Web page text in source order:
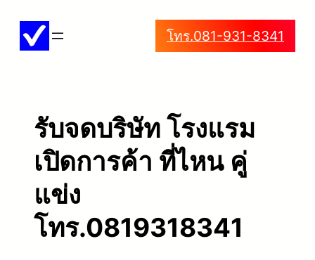
โทร.081-931-8341
รับจดบริษัท โรงแรม
เปิดการค้า ที่ไหน คู่
แข่ง
โทร.0819318341